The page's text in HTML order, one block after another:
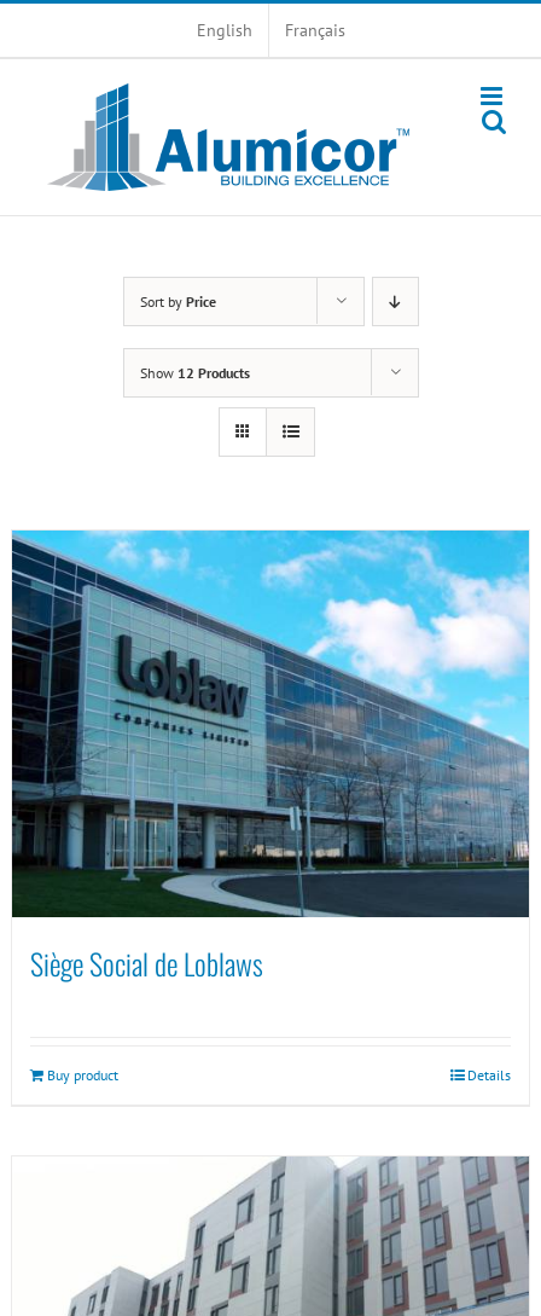
English Français
Sort by Price
Show 12 Products
Siège Social de Loblaws
Buy product Details